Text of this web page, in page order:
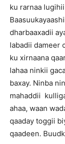
ku rarnaa
dharbaaxadii
labadii dameer
ku xirnaana
lahaa ninkii
baxay. Ninba
mahaddii
ahaa, waan
qaaday toggii
qaadeen.